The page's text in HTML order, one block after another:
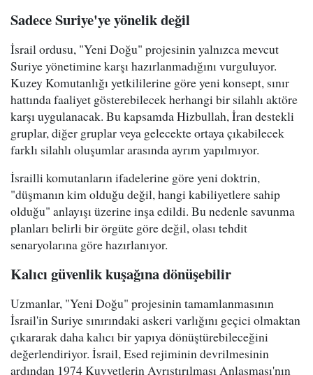
Sadece Suriye'ye yönelik değil
İsrail ordusu, "Yeni Doğu" projesinin yalnızca mevcut
Suriye yönetimine karşı hazırlanmadığını vurguluyor.
Kuzey Komutanlığı yetkililerine göre yeni konsept, sınır
hattında faaliyet gösterebilecek herhangi bir silahlı aktöre
karşı uygulanacak. Bu kapsamda Hizbullah, İran destekli
gruplar, diğer gruplar veya gelecekte ortaya çıkabilecek
farklı silahlı oluşumlar arasında ayrım yapılmıyor.
İsrailli komutanların ifadelerine göre yeni doktrin,
"düşmanın kim olduğu değil, hangi kabiliyetlere sahip
olduğu" anlayışı üzerine inşa edildi. Bu nedenle savunma
planları belirli bir örgüte göre değil, olası tehdit
senaryolarına göre hazırlanıyor.
Kalıcı güvenlik kuşağına dönüşebilir
Uzmanlar, "Yeni Doğu" projesinin tamamlanmasının
İsrail'in Suriye sınırındaki askeri varlığını geçici olmaktan
çıkararak daha kalıcı bir yapıya dönüştürebileceğini
değerlendiriyor. İsrail, Esed rejiminin devrilmesinin
ardından 1974 Kuvvetlerin Ayrıştırılması Anlaşması'nın